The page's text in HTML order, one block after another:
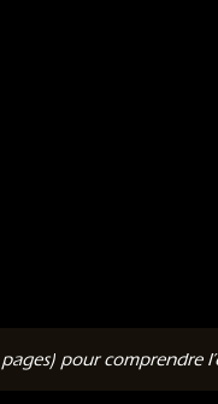
pour comprendre